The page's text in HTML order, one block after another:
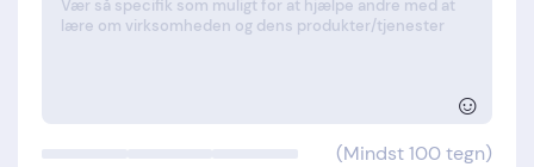
☺
(Mindst 100 tegn)